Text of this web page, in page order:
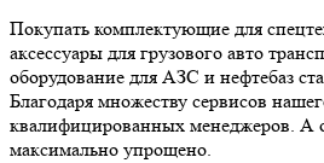
Покупать комплектующие для
аксессуары для грузового авто
оборудование для АЗС и нефтебаз
Благодаря множеству сервисов
квалифицированных менеджеров. А
максимально упрощено.